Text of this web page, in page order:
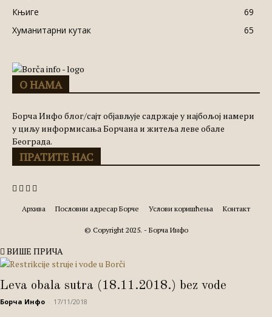
Књиге
69
Хуманитарни кутак
65
О НАМА
Борча Инфо блог/сајт објављује садржаје у најбољој намери
у циљу информисања Борчана и житеља леве обале
Београда.
ПРАТИТЕ НАС
Архива Пословни адресар Борче Услови коришћења Контакт
© Copyright 2025. - Борча Инфо
ВИШЕ ПРИЧА
Leva obala sutra (18.11.2018.) bez vode
Борча Инфо 17/11/2018